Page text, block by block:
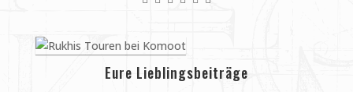
Eure Lieblingsbeiträge